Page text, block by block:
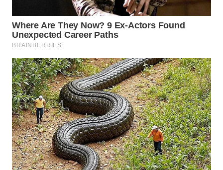
WN
TAPANULI
UTARA
WN
SAMOSIR
WN
PADANG
LAWAS
WN
SUMEDANG